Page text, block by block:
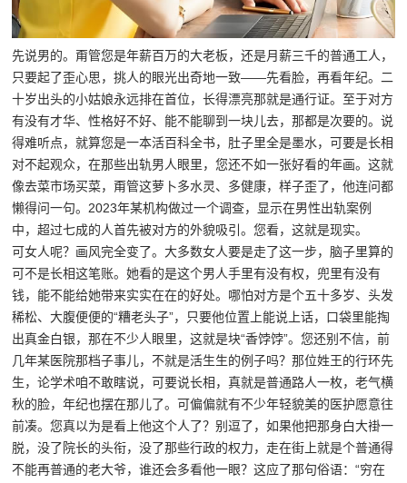
先说男的。甭管您是年薪百万的大老板，还是月薪三千的普通工人，
只要起了歪心思，挑人的眼光出奇地一致——先看脸，再看年纪。二
十岁出头的小姑娘永远排在首位，长得漂亮那就是通行证。至于对方
有没有才华、性格好不好、能不能聊到一块儿去，那都是次要的。说
得难听点，就算您是一本活百科全书，肚子里全是墨水，可要是长相
对不起观众，在那些出轨男人眼里，您还不如一张好看的年画。这就
像去菜市场买菜，甭管这萝卜多水灵、多健康，样子歪了，他连问都
懒得问一句。2023年某机构做过一个调查，显示在男性出轨案例
中，超过七成的人首先被对方的外貌吸引。您看，这就是现实。
可女人呢？画风完全变了。大多数女人要是走了这一步，脑子里算的
可不是长相这笔账。她看的是这个男人手里有没有权，兜里有没有
钱，能不能给她带来实实在在的好处。哪怕对方是个五十多岁、头发
稀松、大腹便便的“糟老头子”，只要他位置上能说上话，口袋里能掏
出真金白银，那在不少人眼里，这就是块“香饽饽”。您还别不信，前
几年某医院那档子事儿，不就是活生生的例子吗？那位姓王的行环先
生，论学术咱不敢瞎说，可要说长相，真就是普通路人一枚，老气横
秋的脸，年纪也摆在那儿了。可偏偏就有不少年轻貌美的医护愿意往
前凑。您真以为是看上他这个人了？别逗了，如果他把那身白大褂一
脱，没了院长的头衔，没了那些行政的权力，走在街上就是个普通得
不能再普通的老大爷，谁还会多看他一眼？这应了那句俗语：“穷在